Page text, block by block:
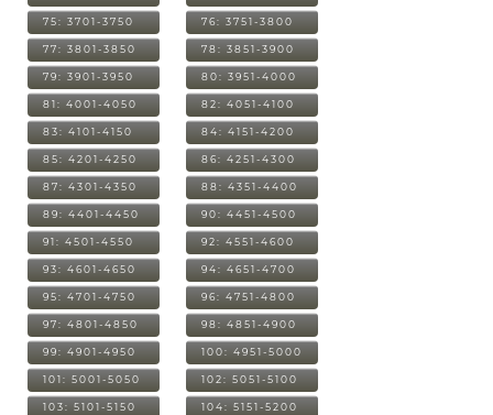
75: 3701-3750 76: 3751-3800
77: 3801-3850 78: 3851-3900
79: 3901-3950 80: 3951-4000
81: 4001-4050 82: 4051-4100
83: 4101-4150 84: 4151-4200
85: 4201-4250 86: 4251-4300
87: 4301-4350 88: 4351-4400
89: 4401-4450 90: 4451-4500
91: 4501-4550 92: 4551-4600
93: 4601-4650 94: 4651-4700
95: 4701-4750 96: 4751-4800
97: 4801-4850 98: 4851-4900
99: 4901-4950 100: 4951-5000
101: 5001-5050 102: 5051-5100
103: 5101-5150 104: 5151-5200